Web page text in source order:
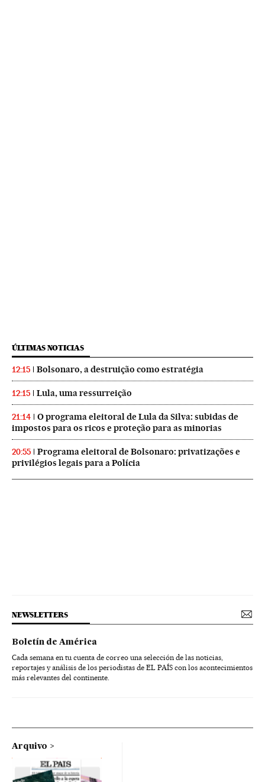
ÚLTIMAS NOTICIAS
12:15 Bolsonaro, a destruição como estratégia
12:15 Lula, uma ressurreição
21:14
O programa eleitoral de Lula da Silva: subidas de
impostos para os ricos e proteção para as minorias
20:55
Programa eleitoral de Bolsonaro: privatizações e
privilégios legais para a Polícia
NEWSLETTERS
Boletín de América
Cada semana en tu cuenta de correo una selección de las noticias,
reportajes y análisis de los periodistas de EL PAÍS con los acontecimientos
más relevantes del continente.
Arquivo